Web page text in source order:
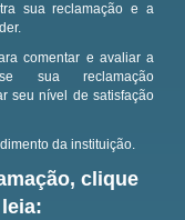
sua reclamação e a
comentar e avaliar a
sua reclamação
seu nível de satisfação
da instituição.
clique